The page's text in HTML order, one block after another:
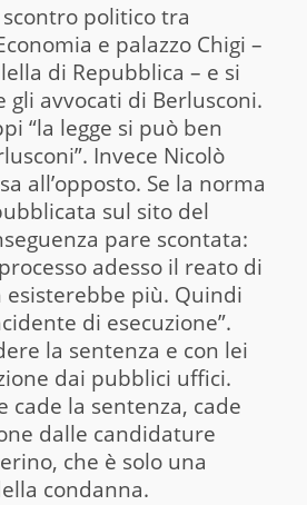
scontro politico tra
e palazzo Chigi –
di Repubblica – e si
gli avvocati di Berlusconi.
“la legge si può ben
Invece Nicolò
all’opposto. Se la norma
sul sito del
pare scontata:
adesso il reato di
esisterebbe più. Quindi
di esecuzione”.
la sentenza e con lei
dai pubblici uffici.
cade la sentenza, cade
dalle candidature
che è solo una
condanna.